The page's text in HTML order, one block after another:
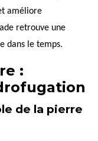
améliore
retrouve une
dans le temps.
:
de la pierre